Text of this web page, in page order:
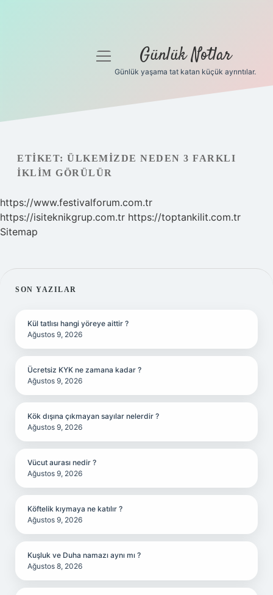
Gizlilik Politikası
Hakkımızda
menüyü
Günlük Notlar
Günlük yaşama tat katan küçük ayrıntılar.
ETIKET: ÜLKEMIZDE NEDEN 3 FARKLI
IKLIM GÖRÜLÜR
https://www.festivalforum.com.tr
https://isiteknikgrup.com.tr https://toptankilit.com.tr
Sitemap
SIDEBAR
SON YAZILAR
Kül tatlısı hangi yöreye aittir ?
Ağustos 9, 2026
Ücretsiz KYK ne zamana kadar ?
Ağustos 9, 2026
Kök dışına çıkmayan sayılar nelerdir ?
Ağustos 9, 2026
Vücut aurası nedir ?
Ağustos 9, 2026
Köftelik kıymaya ne katılır ?
Ağustos 9, 2026
Kuşluk ve Duha namazı aynı mı ?
Ağustos 8, 2026